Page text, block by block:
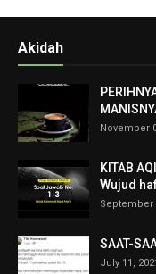
Akidah
November
KITAB
Wujud
September
SAAT-
July 11,